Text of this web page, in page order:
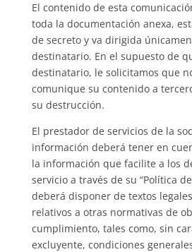
El contenido de esta
toda la documentación anexa,
de secreto y va dirigida
destinatario. En el supuesto de
destinatario, le solicitamos que
comunique su contenido a
su destrucción.
El prestador de servicios de la
información deberá tener en
la información que facilite a los
servicio a través de su “Política
deberá disponer de textos
relativos a otras normativas de
cumplimiento, tales como, sin
excluyente, condiciones